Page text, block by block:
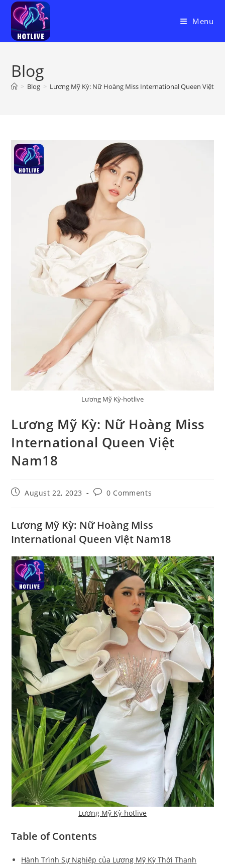
Skip
content
Menu
Blog
> Blog > Lương Mỹ Kỳ: Nữ Hoàng Miss International Queen Việt
Lương Mỹ Kỳ-hotlive
Lương Mỹ Kỳ: Nữ Hoàng Miss
International Queen Việt
Nam18
PostAugust 22, 2023
Post0 Comments
Lương Mỹ Kỳ: Nữ Hoàng Miss
International Queen Việt Nam18
Lương Mỹ Kỳ-hotlive
Table of Contents
Hành Trình Sự Nghiệp của Lương Mỹ Kỳ Thời Thanh